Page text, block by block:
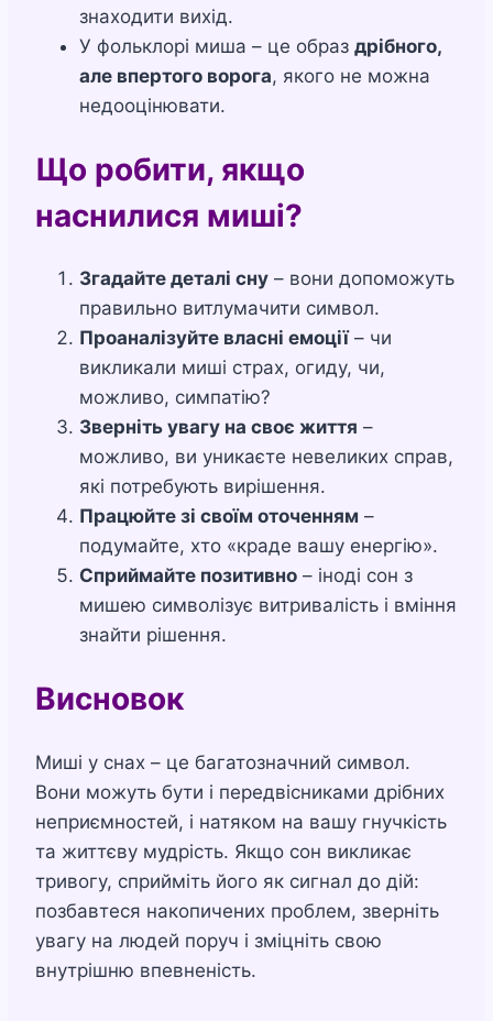
знаходити вихід.
У фольклорі миша – це образ дрібного,
але впертого ворога, якого не можна
недооцінювати.
Що робити, якщо
наснилися миші?
Згадайте деталі сну – вони допоможуть
правильно витлумачити символ.
Проаналізуйте власні емоції– чи
викликали миші страх, огиду, чи,
можливо, симпатію?
Зверніть увагу на своє життя –
можливо, ви уникаєте невеликих справ,
які потребують вирішення.
Працюйте зі своїм оточенням –
подумайте, хто «краде вашу енергію».
Сприймайте позитивно – іноді сон з
мишею символізує витривалість і вміння
знайти рішення.
Висновок
Миші у снах – це багатозначний символ.
Вони можуть бути і передвісниками дрібних
неприємностей, і натяком на вашу гнучкість
та життєву мудрість. Якщо сон викликає
тривогу, сприйміть його як сигнал до дій:
позбавтеся накопичених проблем, зверніть
увагу на людей поруч і зміцніть свою
внутрішню впевненість.